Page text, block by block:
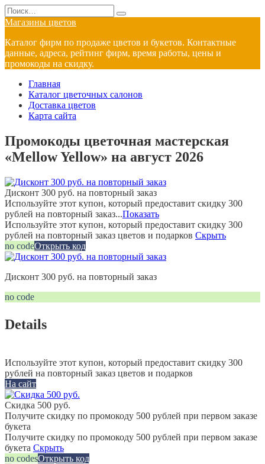
Перейти
к
содержанию
Search
for:
Магазины цветов
Каталог фирм по продаже цветов и букетов. Контактные
данные, адреса, рейтинг фирм, время работы, цены и
промокоды на скидку.
Главная
Каталог цветочных салонов
Доставка цветов
Карта сайта
Промокоды цветочная мастерская
«Mellow Yellow» на август 2026
Дисконт 300 руб. на повторный заказ
Используйте этот купон, который предоставит скидку 300
рублей на повторный заказ...Показать
Используйте этот купон, который предоставит скидку 300
рублей на повторный заказ цветов и подарков Скрыть
no codeОткрыть код
Дисконт 300 руб. на повторный заказ
no code
Details
Используйте этот купон, который предоставит скидку 300
рублей на повторный заказ цветов и подарков
На сайт
Скидка 500 руб.
Получите скидку по промокоду 500 рублей при первом заказе
букета
Получите скидку по промокоду 500 рублей при первом заказе
букета Скрыть
no codesОткрыть код